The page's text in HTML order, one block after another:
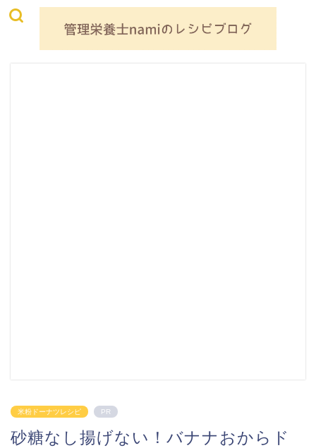
米粉ドーナツレシピ PR
砂糖なし揚げない！バナナおからド